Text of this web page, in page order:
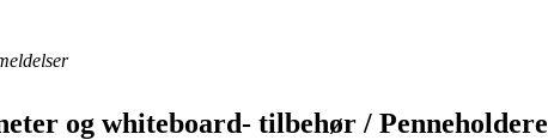
og whiteboard- tilbehør / Penneholdere